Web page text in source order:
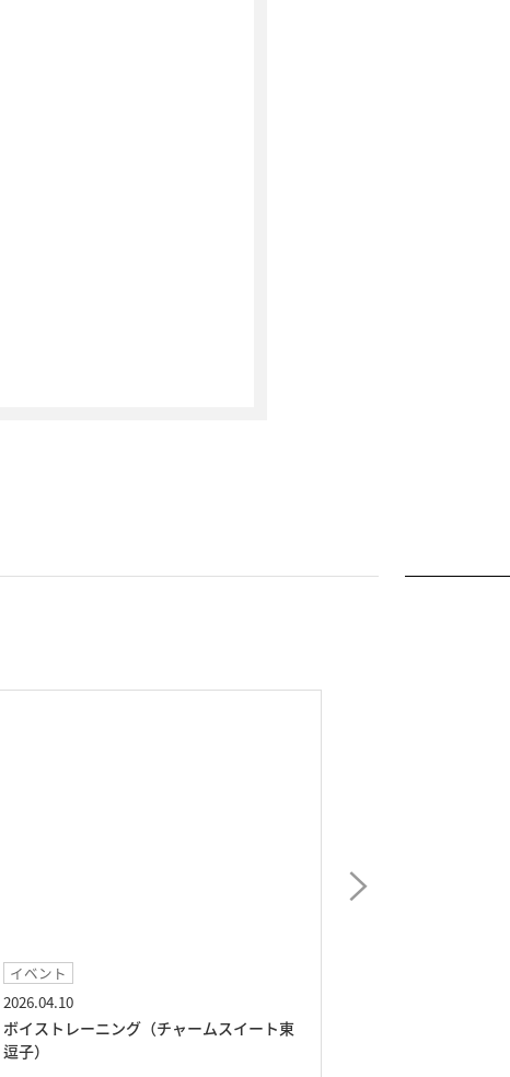
イベント
2026.04.10
ボイストレーニング（チャームスイート東
逗子）